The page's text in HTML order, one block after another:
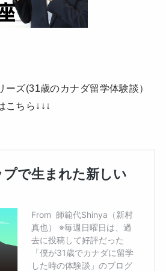
ーズ(31歳のカナダ留学体験談）
こちら↓↓↓